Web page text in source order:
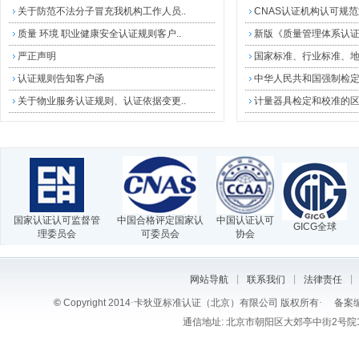
GICG中国围绕区域特点..
关于防范不法分子冒充我机构工作人员..
质量 环境 职业健康安全认证规则客户..
严正声明
认证规则告知客户函
关于物业服务认证规则、认证依据变更..
CNAS认证机构认可规
新版《质量管理体系认
国家标准、行业标准、
中华人民共和国强制检
计量器具检定和校准的
国家认证认可监督管
理委员会
中国合格评定国家认
可委员会
中国认证认可
协会
GICG全球
网站导航 联系我们 法律责任
© Copyright 2014·卡狄亚标准认证（北京）有限公司 版权所有· 备案
通信地址: 北京市朝阳区大郊亭中街2